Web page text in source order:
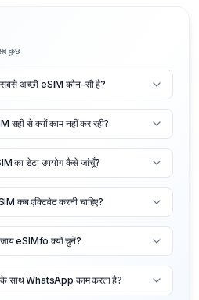
कुछ
सबसे अच्छी eSIM कौन-सी है?
सही से क्यों काम नहीं कर रही?
का डेटा उपयोग कैसे जांचूँ?
कब एक्टिवेट करनी चाहिए?
eSIMfo क्यों चुनें?
साथ WhatsApp काम करता है?